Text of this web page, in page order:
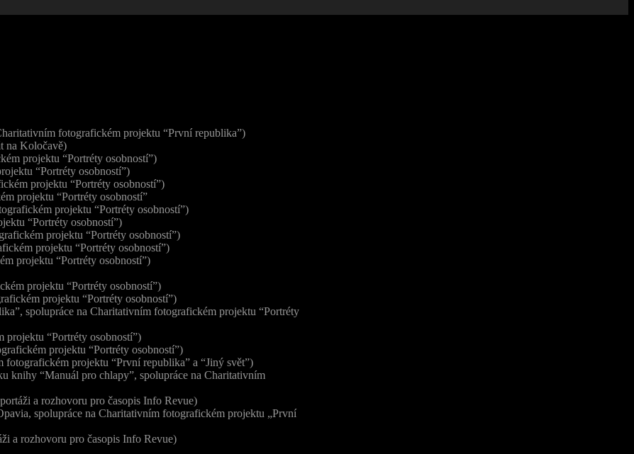
fotografickém projektu “První republika”)
na Koločavě)
projektu “Portréty osobností”)
“Portréty osobností”)
projektu “Portréty osobností”)
projektu “Portréty osobností”
projektu “Portréty osobností”)
“Portréty osobností”)
projektu “Portréty osobností”)
projektu “Portréty osobností”)
projektu “Portréty osobností”)
projektu “Portréty osobností”)
projektu “Portréty osobností”)
spolupráce na Charitativním fotografickém projektu “Portréty
projektu “Portréty osobností”)
projektu “Portréty osobností”)
fotografickém projektu “První republika” a “Jiný svět”)
knihy “Manuál pro chlapy”, spolupráce na Charitativním
a rozhovoru pro časopis Info Revue)
spolupráce na Charitativním fotografickém projektu „První
a rozhovoru pro časopis Info Revue)